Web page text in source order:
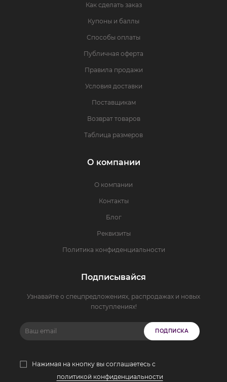
Как сделать заказ
Купоны и баллы
Способы оплаты
Публичная оферта
Правила продажи
Условия доставки
Поставщикам
Возврат товаров
Таблица размеров
О компании
О компании
Контакты
Блог
Реквизиты
Политика конфиденциальности
Подписывайся
Узнавайте о спецпредложениях, распродажах и новых
поступлениях!
ПОДПИСКА
Нажимая на кнопку вы соглашаетесь с
политикой конфиденциальности